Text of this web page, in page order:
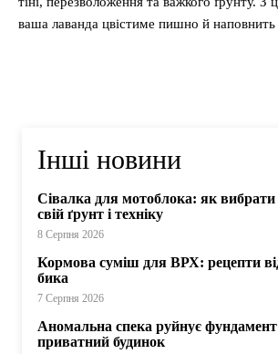
ваша лаванда цвістиме пишно й
Інші новини
Сівалка для мотоблока: як вибрати
свій ґрунт і техніку
8 Серпня 2026
Кормова суміш для ВРХ: рецепти
бика
7 Серпня 2026
Аномальна спека руйнує
приватний будинок